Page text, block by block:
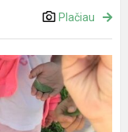
Plačiau